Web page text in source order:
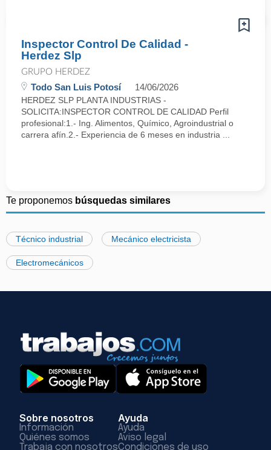
Inspector Control De Calidad -
Herdez Slp
GRUPO HERDEZ
Todo San Luis Potosí 14/06/2026
HERDEZ SLP PLANTA INDUSTRIAS -
SOLICITA:INSPECTOR CONTROL DE CALIDAD Perfil
profesional:1.- Ing. Alimentos, Químico, Agroindustrial o
carrera afín.2.- Experiencia de 6 meses en industria ...
Te proponemos búsquedas similares
Técnico industrial Mecánico electricista
Electromecánicos
Sobre nosotros
Información
Quiénes somos
Trabaja con nosotros
Ayuda
Ayuda
Aviso legal
Condiciones de uso